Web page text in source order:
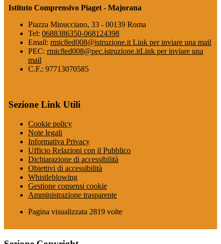
Istituto Comprensivo Piaget - Majorana
Piazza Minucciano, 33 - 00139 Roma
Tel: 0688386350-068124398
Email: rmic8ed008@istruzione.it Link per inviare una mail
PEC: rmic8ed008@pec.istruzione.itLink per inviare una
mail
C.F.: 97713070585
Sezione Link Utili
Cookie policy
Note legali
Informativa Privacy
Ufficio Relazioni con il Pubblico
Dichiarazione di accessibilità
Obiettivi di accessibilità
Whistleblowing
Gestione consensi cookie
Amministrazione trasparente
Pagina visualizzata 2819 volte